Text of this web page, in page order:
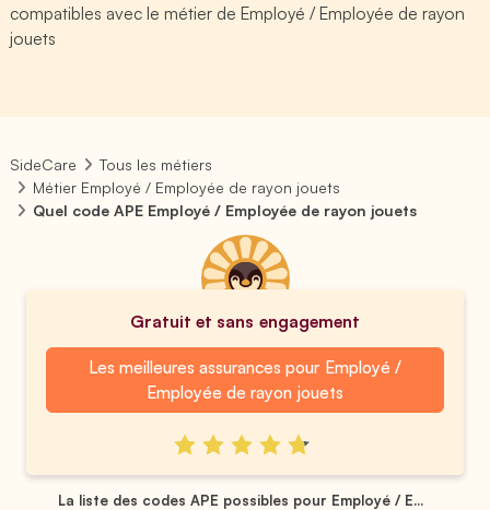
compatibles avec le métier de Employé / Employée de rayon
jouets
SideCare
Tous les métiers
Métier Employé / Employée de rayon jouets
Quel code APE Employé / Employée de rayon jouets
Gratuit et sans engagement
Les meilleures assurances pour Employé /
Employée de rayon jouets
La liste des codes APE possibles pour Employé / E...